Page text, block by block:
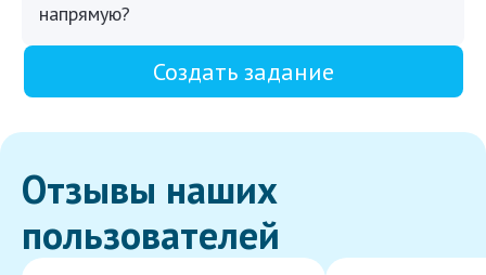
напрямую?
Создать задание
Отзывы наших
пользователей